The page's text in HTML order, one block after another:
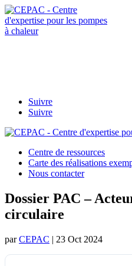
Suivre
Suivre
Centre de ressources
Carte des réalisations
Nous contacter
Dossier PAC –
circulaire
parCEPAC | 23 Oct 2024